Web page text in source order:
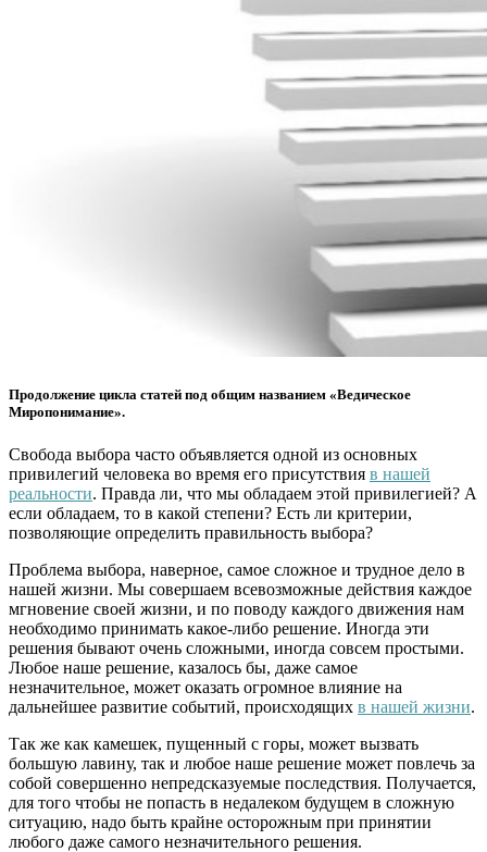
Продолжение цикла статей под общим названием «Ведическое
Миропонимание».
Свобода выбора часто объявляется одной из основных
привилегий человека во время его присутствия в нашей
реальности. Правда ли, что мы обладаем этой привилегией? А
если обладаем, то в какой степени? Есть ли критерии,
позволяющие определить правильность выбора?
Проблема выбора, наверное, самое сложное и трудное дело в
нашей жизни. Мы совершаем всевозможные действия каждое
мгновение своей жизни, и по поводу каждого движения нам
необходимо принимать какое-либо решение. Иногда эти
решения бывают очень сложными, иногда совсем простыми.
Любое наше решение, казалось бы, даже самое
незначительное, может оказать огромное влияние на
дальнейшее развитие событий, происходящих в нашей жизни.
Так же как камешек, пущенный с горы, может вызвать
большую лавину, так и любое наше решение может повлечь за
собой совершенно непредсказуемые последствия. Получается,
для того чтобы не попасть в недалеком будущем в сложную
ситуацию, надо быть крайне осторожным при принятии
любого даже самого незначительного решения.